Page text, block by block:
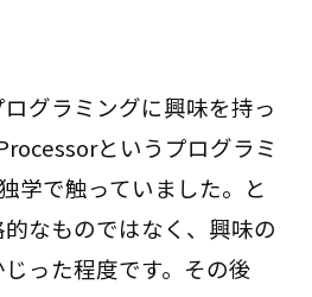
グラミングに興味を持っ
というプログラミ
学で触っていました。と
なものではなく、興味の
った程度です。その後